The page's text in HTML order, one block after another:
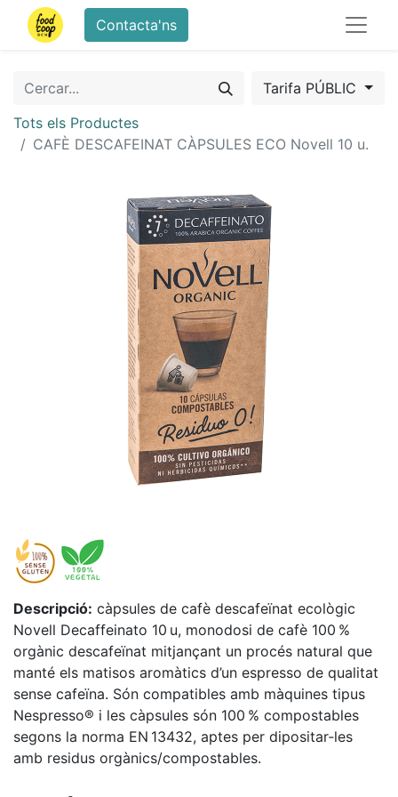
Contacta'ns
Tarifa PÚBLIC
Tots els Productes
CAFÈ DESCAFEINAT CÀPSULES ECO Novell 10 u.
Descripció: càpsules de cafè descafeïnat ecològic
Novell Decaffeinato 10 u, monodosi de cafè 100 %
orgànic descafeïnat mitjançant un procés natural que
manté els matisos aromàtics d’un espresso de qualitat
sense cafeïna. Són compatibles amb màquines tipus
Nespresso® i les càpsules són 100 % compostables
segons la norma EN 13432, aptes per dipositar‑les
amb residus orgànics/compostables.